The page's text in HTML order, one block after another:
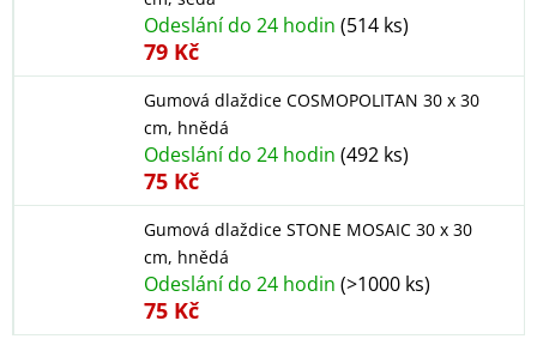
Odeslání do 24 hodin (514 ks)
79 Kč
Gumová dlaždice COSMOPOLITAN 30 x 30
cm, hnědá
Odeslání do 24 hodin (492 ks)
75 Kč
Gumová dlaždice STONE MOSAIC 30 x 30
cm, hnědá
Odeslání do 24 hodin (>1000 ks)
75 Kč